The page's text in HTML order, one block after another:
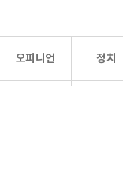
오피니언 정치